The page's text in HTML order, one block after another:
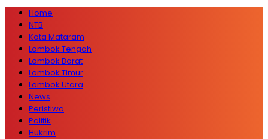
Home
NTB
Kota Mataram
Lombok Tengah
Lombok Barat
Lombok Timur
Lombok Utara
News
Peristiwa
Politik
Hukrim